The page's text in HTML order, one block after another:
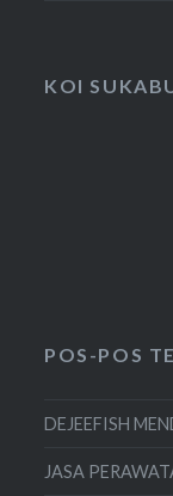
KOI
POS-POS
DEJEEFISH
JASA